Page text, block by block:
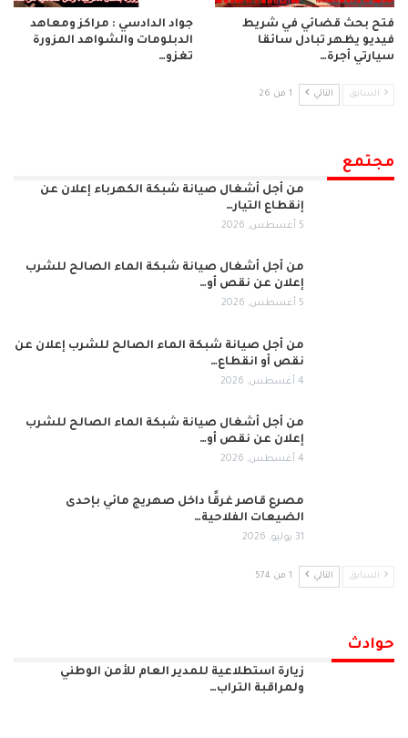
فتح بحث قضائي في شريط
فيديو يظهر تبادل سائقا
سيارتي أجرة…
جواد الدادسي : مراكز ومعاهد
الدبلومات والشواهد المزورة
تغزو…
السابق التالي 1 من 26
مجتمع
من أجل أشغال صيانة شبكة الكهرباء إعلان عن
إنقطاع التيار…
5 أغسطس, 2026
من أجل أشغال صيانة شبكة الماء الصالح للشرب
إعلان عن نقص أو…
5 أغسطس, 2026
من أجل صيانة شبكة الماء الصالح للشرب إعلان عن
نقص أو انقطاع…
4 أغسطس, 2026
من أجل أشغال صيانة شبكة الماء الصالح للشرب
إعلان عن نقص أو…
4 أغسطس, 2026
مصرع قاصر غرقًا داخل صهريج مائي بإحدى
الضيعات الفلاحية…
31 يوليو, 2026
السابق التالي 1 من 574
حوادث
زيارة استطلاعية للمدير العام للأمن الوطني
ولمراقبة التراب…